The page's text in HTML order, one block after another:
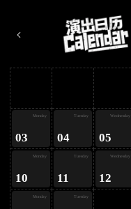
Monday
03
Tuesday
04
Wednesday
05
Monday
10
Tuesday
11
Wednesday
12
Monday Tuesday